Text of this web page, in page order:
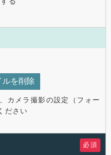
ルを削除
カメラ撮影の設定（フォー
ださい
必須